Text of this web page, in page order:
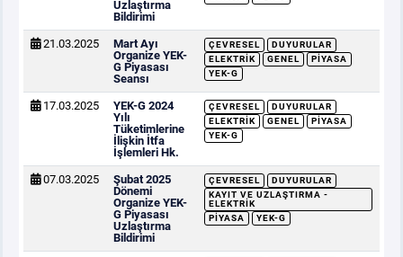
Uzlaştırma
Bildirimi
21.03.2025
Mart Ayı
Organize YEK-
G Piyasası
Seansı
ÇEVRESEL
DUYURULAR
ELEKTRIK
GENEL
PIYASA
YEK-G
17.03.2025
YEK-G 2024
Yılı
Tüketimlerine
İlişkin İtfa
İşlemleri Hk.
ÇEVRESEL
DUYURULAR
ELEKTRIK
GENEL
PIYASA
YEK-G
07.03.2025
Şubat 2025
Dönemi
Organize YEK-
G Piyasası
Uzlaştırma
Bildirimi
ÇEVRESEL
DUYURULAR
KAYIT VE UZLAŞTIRMA -
ELEKTRIK
PIYASA
YEK-G